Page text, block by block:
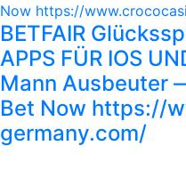
Now https://
BETFAIR
APPS FÜR IOS
Mann Ausbeuter
Bet Now https://
germany.com/